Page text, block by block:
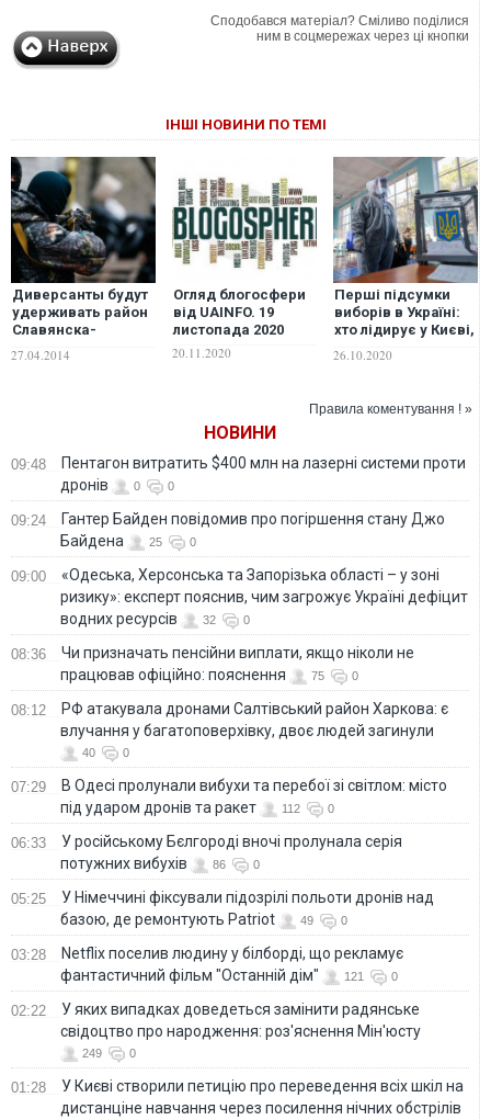
Сподобався матеріал? Сміливо поділися
ним в соцмережах через ці кнопки
ІНШІ НОВИНИ ПО ТЕМІ
Диверсанты будут
удерживать район
Славянска-
выборов 25 мая
27.04.2014
Огляд блогосфери
від UAINFO. 19
листопада 2020
20.11.2020
Перші підсумки
виборів в Україні:
хто лідирує у Києві,
інших містах
26.10.2020
Правила коментування ! »
НОВИНИ
09:48
Пентагон витратить $400 млн на лазерні системи проти
дронів
0 0
09:24
Гантер Байден повідомив про погіршення стану Джо
Байдена
25 0
09:00
«Одеська, Херсонська та Запорізька області – у зоні
ризику»: експерт пояснив, чим загрожує Україні дефіцит
водних ресурсів
32 0
08:36
Чи призначать пенсійни виплати, якщо ніколи не
працював офіційно: пояснення
75 0
08:12
РФ атакувала дронами Салтівський район Харкова: є
влучання у багатоповерхівку, двоє людей загинули
40 0
07:29
В Одесі пролунали вибухи та перебої зі світлом: місто
під ударом дронів та ракет
112 0
06:33
У російському Бєлгороді вночі пролунала серія
потужних вибухів
86 0
05:25
У Німеччині фіксували підозрілі польоти дронів над
базою, де ремонтують Patriot
49 0
03:28
Netflix поселив людину у білборді, що рекламує
фантастичний фільм "Останній дім"
121 0
02:22
У яких випадках доведеться замінити радянське
свідоцтво про народження: роз'яснення Мін'юсту
249 0
01:28
У Києві створили петицію про переведення всіх шкіл на
дистанціне навчання через посилення нічних обстрілів